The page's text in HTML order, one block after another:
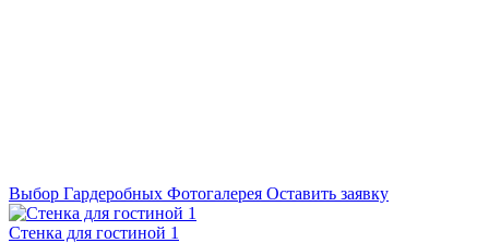
Выбор Гардеробных Фотогалерея Оставить заявку
Стенка для гостиной 1